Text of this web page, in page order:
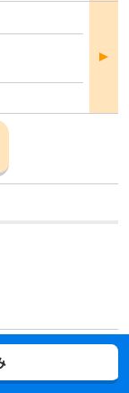
部屋
詳細
目8-33
駅 17分